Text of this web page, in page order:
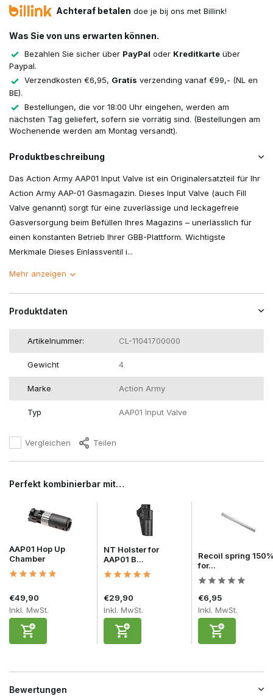
Achteraf betalen doe je bij ons met Billink!
Was Sie von uns erwarten können.
Bezahlen Sie sicher über PayPal oder Kreditkarte über
Paypal.
Verzendkosten €6,95, Gratis verzending vanaf €99,- (NL en
BE).
Bestellungen, die vor 18:00 Uhr eingehen, werden am
nächsten Tag geliefert, sofern sie vorrätig sind. (Bestellungen am
Wochenende werden am Montag versandt).
Produktbeschreibung
Das Action Army AAP01 Input Valve ist ein Originalersatzteil für Ihr
Action Army AAP-01 Gasmagazin. Dieses Input Valve (auch Fill
Valve genannt) sorgt für eine zuverlässige und leckagefreie
Gasversorgung beim Befüllen Ihres Magazins – unerlässlich für
einen konstanten Betrieb Ihrer GBB-Plattform. Wichtigste
Merkmale Dieses Einlassventil i...
Mehr anzeigen
Produktdaten
Artikelnummer: CL-11041700000
Gewicht 4
Marke Action Army
Typ AAP01 Input Valve
Vergleichen Teilen
Perfekt kombinierbar mit…
AAP01 Hop Up
Chamber
€49,90
Inkl. MwSt.
NT Holster for
AAP01 B...
€29,90
Inkl. MwSt.
Recoil spring 150%
for...
€6,95
Inkl. MwSt.
Bewertungen